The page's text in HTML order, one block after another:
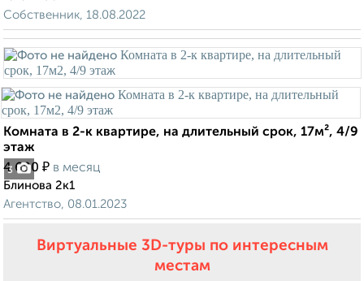
Собственник, 18.08.2022
3
Комната в 2-к квартире, на длительный срок, 17м², 4/9
этаж
4 600 ₽ в месяц
Блинова 2к1
Агентство, 08.01.2023
Виртуальные 3D-туры по интересным
местам